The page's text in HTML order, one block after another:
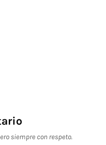
siempre con respeto.